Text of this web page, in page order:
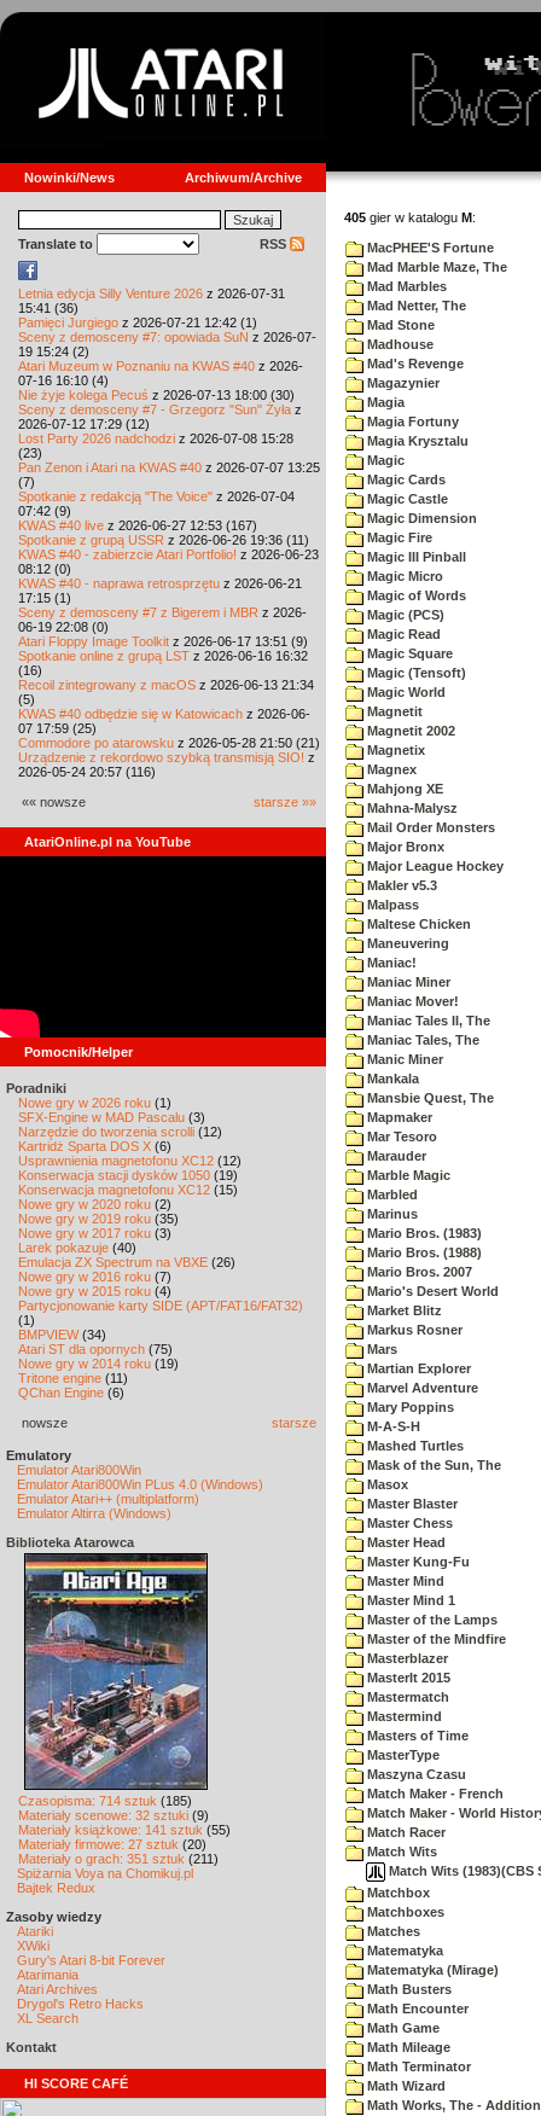
Nowinki/News Archiwum/Archive
Translate to RSS
Letnia edycja Silly Venture 2026 z 2026-07-31
15:41 (36)
Pamięci Jurgiego z 2026-07-21 12:42 (1)
Sceny z demosceny #7: opowiada SuN z 2026-07-
19 15:24 (2)
Atari Muzeum w Poznaniu na KWAS #40 z 2026-
07-16 16:10 (4)
Nie żyje kolega Pecuś z 2026-07-13 18:00 (30)
Sceny z demosceny #7 - Grzegorz "Sun" Żyła z
2026-07-12 17:29 (12)
Lost Party 2026 nadchodzi z 2026-07-08 15:28
(23)
Pan Zenon i Atari na KWAS #40 z 2026-07-07 13:25
(7)
Spotkanie z redakcją "The Voice" z 2026-07-04
07:42 (9)
KWAS #40 live z 2026-06-27 12:53 (167)
Spotkanie z grupą USSR z 2026-06-26 19:36 (11)
KWAS #40 - zabierzcie Atari Portfolio! z 2026-06-23
08:12 (0)
KWAS #40 - naprawa retrosprzętu z 2026-06-21
17:15 (1)
Sceny z demosceny #7 z Bigerem i MBR z 2026-
06-19 22:08 (0)
Atari Floppy Image Toolkit z 2026-06-17 13:51 (9)
Spotkanie online z grupą LST z 2026-06-16 16:32
(16)
Recoil zintegrowany z macOS z 2026-06-13 21:34
(5)
KWAS #40 odbędzie się w Katowicach z 2026-06-
07 17:59 (25)
Commodore po atarowsku z 2026-05-28 21:50 (21)
Urządzenie z rekordowo szybką transmisją SIO! z
2026-05-24 20:57 (116)
«« nowsze starsze »»
AtariOnline.pl na YouTube
Pomocnik/Helper
Poradniki
Nowe gry w 2026 roku (1)
SFX-Engine w MAD Pascalu (3)
Narzędzie do tworzenia scrolli (12)
Kartridż Sparta DOS X (6)
Usprawnienia magnetofonu XC12 (12)
Konserwacja stacji dysków 1050 (19)
Konserwacja magnetofonu XC12 (15)
Nowe gry w 2020 roku (2)
Nowe gry w 2019 roku (35)
Nowe gry w 2017 roku (3)
Larek pokazuje (40)
Emulacja ZX Spectrum na VBXE (26)
Nowe gry w 2016 roku (7)
Nowe gry w 2015 roku (4)
Partycjonowanie karty SIDE (APT/FAT16/FAT32)
(1)
BMPVIEW(34)
Atari ST dla opornych (75)
Nowe gry w 2014 roku (19)
Tritone engine (11)
QChan Engine (6)
nowsze starsze
Emulatory
Emulator Atari800Win
Emulator Atari800Win PLus 4.0 (Windows)
Emulator Atari++ (multiplatform)
Emulator Altirra (Windows)
Biblioteka Atarowca
Czasopisma: 714 sztuk (185)
Materiały scenowe: 32 sztuki (9)
Materiały książkowe: 141 sztuk (55)
Materiały firmowe: 27 sztuk (20)
Materiały o grach: 351 sztuk (211)
Spiżarnia Voya na Chomikuj.pl
Bajtek Redux
Zasoby wiedzy
Atariki
XWiki
Gury's Atari 8-bit Forever
Atarimania
Atari Archives
Drygol's Retro Hacks
XL Search
Kontakt
HI SCORE CAFÉ
405 gier w katalogu M:
MacPHEE'S Fortune
Mad Marble Maze, The
Mad Marbles
Mad Netter, The
Mad Stone
Madhouse
Mad's Revenge
Magazynier
Magia
Magia Fortuny
Magia Krysztalu
Magic
Magic Cards
Magic Castle
Magic Dimension
Magic Fire
Magic III Pinball
Magic Micro
Magic of Words
Magic (PCS)
Magic Read
Magic Square
Magic (Tensoft)
Magic World
Magnetit
Magnetit 2002
Magnetix
Magnex
Mahjong XE
Mahna-Malysz
Mail Order Monsters
Major Bronx
Major League Hockey
Makler v5.3
Malpass
Maltese Chicken
Maneuvering
Maniac!
Maniac Miner
Maniac Mover!
Maniac Tales II, The
Maniac Tales, The
Manic Miner
Mankala
Mansbie Quest, The
Mapmaker
Mar Tesoro
Marauder
Marble Magic
Marbled
Marinus
Mario Bros. (1983)
Mario Bros. (1988)
Mario Bros. 2007
Mario's Desert World
Market Blitz
Markus Rosner
Mars
Martian Explorer
Marvel Adventure
Mary Poppins
M-A-S-H
Mashed Turtles
Mask of the Sun, The
Masox
Master Blaster
Master Chess
Master Head
Master Kung-Fu
Master Mind
Master Mind 1
Master of the Lamps
Master of the Mindfire
Masterblazer
MasterIt 2015
Mastermatch
Mastermind
Masters of Time
MasterType
Maszyna Czasu
Match Maker - French
Match Maker - World
Match Racer
Match Wits
Match Wits (1983)(CBS
Matchbox
Matchboxes
Matches
Matematyka
Matematyka (Mirage)
Math Busters
Math Encounter
Math Game
Math Mileage
Math Terminator
Math Wizard
Math Works, The - Addition